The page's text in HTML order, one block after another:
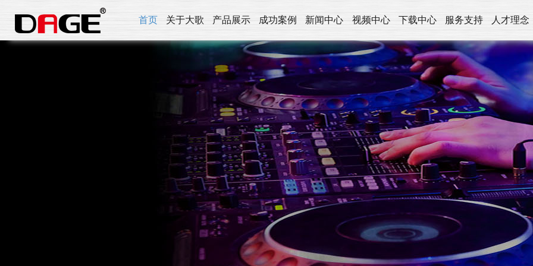
首页 关于大歌 产品展示 成功案例 新闻中心 视频中心 下载中心 服务支持 人才理念